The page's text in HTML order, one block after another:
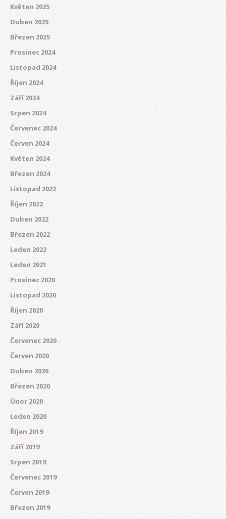
Květen 2025
Duben 2025
Březen 2025
Prosinec 2024
Listopad 2024
Říjen 2024
Září 2024
Srpen 2024
Červenec 2024
Červen 2024
Květen 2024
Březen 2024
Listopad 2022
Říjen 2022
Duben 2022
Březen 2022
Leden 2022
Leden 2021
Prosinec 2020
Listopad 2020
Říjen 2020
Září 2020
Červenec 2020
Červen 2020
Duben 2020
Březen 2020
Únor 2020
Leden 2020
Říjen 2019
Září 2019
Srpen 2019
Červenec 2019
Červen 2019
Březen 2019